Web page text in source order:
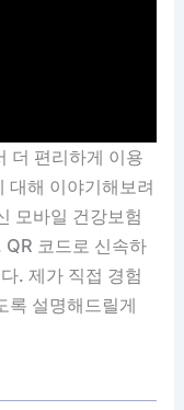
더 편리하게 이용
대해 이야기해보려
모바일 건강보험
코드로 신속하
. 제가 직접 경험
록 설명해드릴게